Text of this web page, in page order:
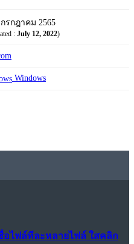
รกฎาคม 2565
: July 12, 2022)
Windows
อไฟล์ทีละหลายไฟล์ ใสคลิก